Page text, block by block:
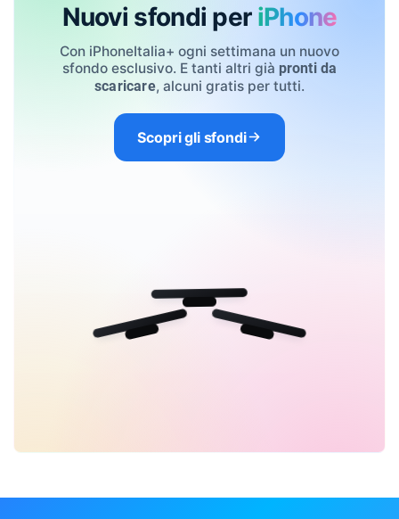
Nuovi sfondi per iPhone
Con iPhoneItalia+ ogni settimana un nuovo
sfondo esclusivo. E tanti altri già pronti da
scaricare, alcuni gratis per tutti.
Scopri gli sfondi